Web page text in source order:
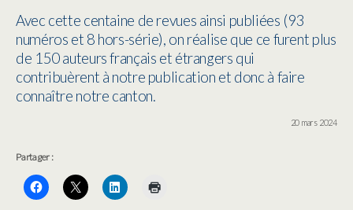
Avec cette centaine de revues ainsi publiées (93
numéros et 8 hors-série), on réalise que ce furent plus
de 150 auteurs français et étrangers qui
contribuèrent à notre publication et donc à faire
connaître notre canton.
20 mars 2024
Partager :